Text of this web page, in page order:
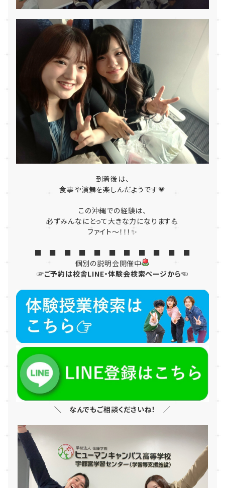
到着後は、
食事や演舞を楽しんだようです💗
この沖縄での経験は、
必ずみんなにとって大きな力になります💪
ファイト～！！！✨
■ ■ ■ ■ ■ ■ ■ ■ ■ ■ ■
個別の説明会開催中
☞ご予約は校舎LINE・体験会検索ページから☜
＼ なんでもご相談くださいね！ ／